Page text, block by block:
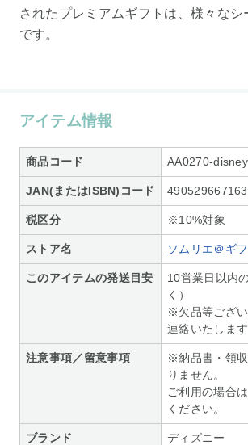
されたプレミアムギフトは、様々なシ
です。
アイテム情報
商品コード AA0270-
JAN(またはISBN)コード
税区分 ※10%対象
ストア名 ソムリエ＠ギフ
このアイテムの発送目安
10営業日以内
く）
※欠品等ござ
連絡いたします
注意事項／留意事項
※納品書・領
りません。
ご利用の場合
ください。
ブランド ディズニー